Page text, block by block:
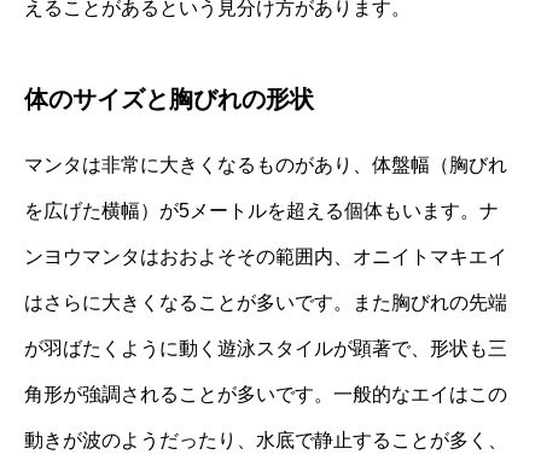
えることがあるという見分け方があります。
体のサイズと胸びれの形状
マンタは非常に大きくなるものがあり、体盤幅（胸びれ
を広げた横幅）が5メートルを超える個体もいます。ナ
ンヨウマンタはおおよそその範囲内、オニイトマキエイ
はさらに大きくなることが多いです。また胸びれの先端
が羽ばたくように動く遊泳スタイルが顕著で、形状も三
角形が強調されることが多いです。一般的なエイはこの
動きが波のようだったり、水底で静止することが多く、